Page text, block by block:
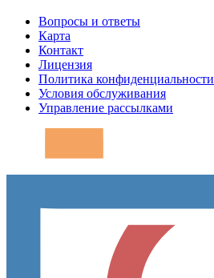
Вопросы и ответы
Карта
Контакт
Лицензия
Политика конфиденциальности
Условия обслуживания
Управление рассылками